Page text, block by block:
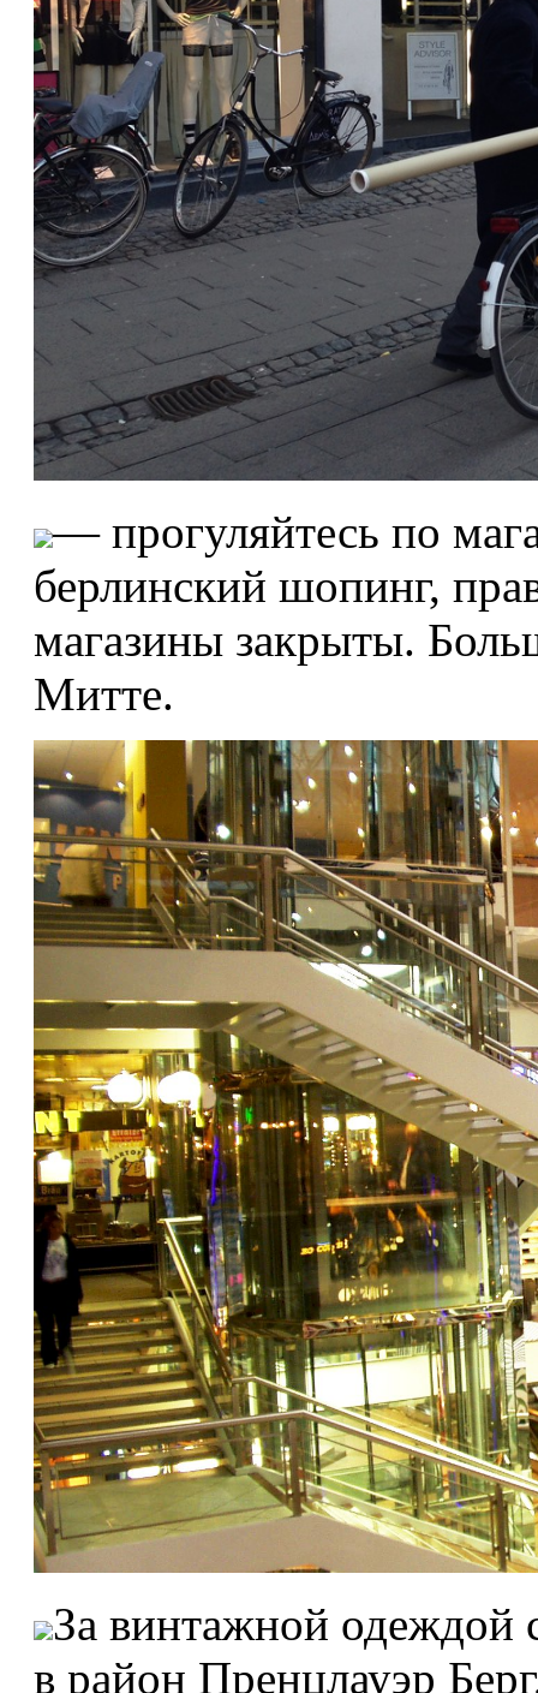
— прогуляйтесь по
берлинский шопинг,
магазины закрыты.
Митте.
За винтажной одеждой
в район Пренцлауэр